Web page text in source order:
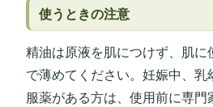
使うときの注意
精油は原液を肌につけず、肌に
で薄めてください。妊娠中、
服薬がある方は、使用前に専門